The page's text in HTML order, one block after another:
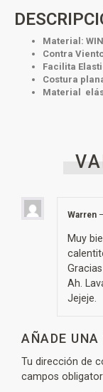
Material:
Contra
Facilita
Costura
Material
Warren –
Muy
Gracias
Ah.
Jejeje.
AÑADE
Tu dirección de
campos